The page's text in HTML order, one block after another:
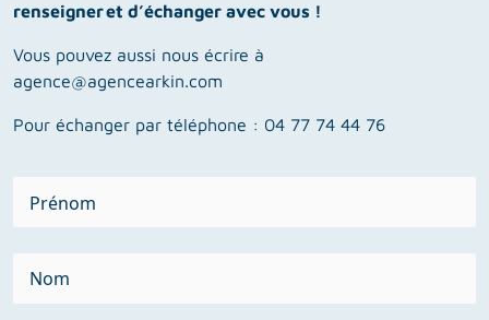
renseigner et d’échanger avec vous !
Vous pouvez aussi nous écrire à
agence@agencearkin.com
Pour échanger par téléphone : 04 77 74 44 76